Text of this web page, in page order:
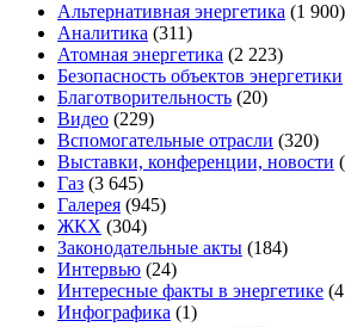
Альтернативная энергетика (1 900)
Аналитика (311)
Атомная энергетика (2 223)
Безопасность объектов энергетики
Благотворительность (20)
Видео (229)
Вспомогательные отрасли (320)
Выставки, конференции, новости
Газ (3 645)
Галерея (945)
ЖКХ (304)
Законодательные акты (184)
Интервью (24)
Интересные факты в энергетике
Инфографика (1)